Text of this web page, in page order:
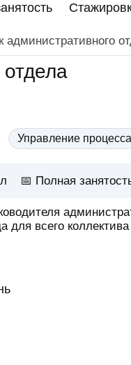
административного
Управление
📅 Полная
для всего